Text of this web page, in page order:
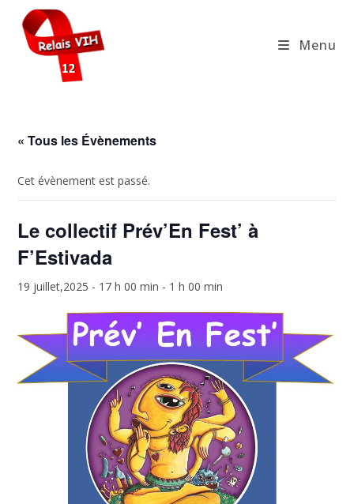
content
Menu
« Tous les Évènements
Cet évènement est passé.
Le collectif Prév’En Fest’ à
F’Estivada
19 juillet,2025 - 17 h 00 min - 1 h 00 min